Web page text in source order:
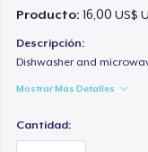
Producto:16,00 US$
Descripción:
Dishwasher and
Mostrar Más Detalles
Cantidad: